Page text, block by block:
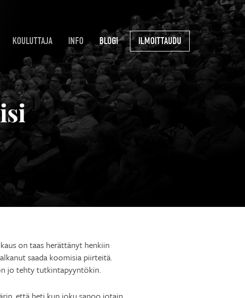
KOULUTTAJA INFO BLOGI ILMOITTAUDU
on taas herättänyt henkiin
saada koomisia piirteitä.
jo tehty tutkintapyyntökin.